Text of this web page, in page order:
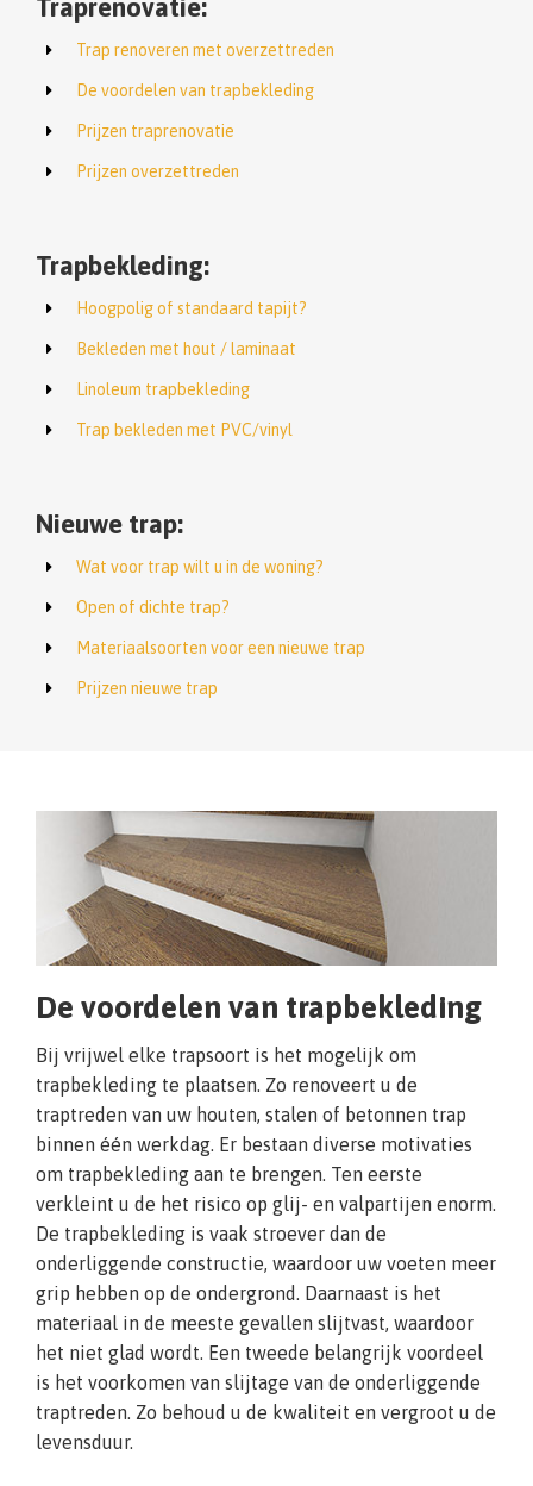
Traprenovatie:
Trap renoveren met overzettreden
De voordelen van trapbekleding
Prijzen traprenovatie
Prijzen overzettreden
Trapbekleding:
Hoogpolig of standaard tapijt?
Bekleden met hout / laminaat
Linoleum trapbekleding
Trap bekleden met PVC/vinyl
Nieuwe trap:
Wat voor trap wilt u in de woning?
Open of dichte trap?
Materiaalsoorten voor een nieuwe trap
Prijzen nieuwe trap
De voordelen van trapbekleding
Bij vrijwel elke trapsoort is het mogelijk om
trapbekleding te plaatsen. Zo renoveert u de
traptreden van uw houten, stalen of betonnen trap
binnen één werkdag. Er bestaan diverse motivaties
om trapbekleding aan te brengen. Ten eerste
verkleint u de het risico op glij- en valpartijen enorm.
De trapbekleding is vaak stroever dan de
onderliggende constructie, waardoor uw voeten meer
grip hebben op de ondergrond. Daarnaast is het
materiaal in de meeste gevallen slijtvast, waardoor
het niet glad wordt. Een tweede belangrijk voordeel
is het voorkomen van slijtage van de onderliggende
traptreden. Zo behoud u de kwaliteit en vergroot u de
levensduur.